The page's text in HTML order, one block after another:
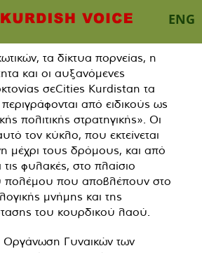
ENG
τα δίκτυα πορνείας, η
και οι αυξανόμενες
σεCities Kurdistan τα
από ειδικούς ως
πολιτικής στρατηγικής». Οι
τον κύκλο, που εκτείνεται
μέχρι τους δρόμους, και από
τις φυλακές, στο πλαίσιο
πολέμου που αποβλέπουν στο
μνήμης και της
του κουρδικού λαού.
Γυναικών των